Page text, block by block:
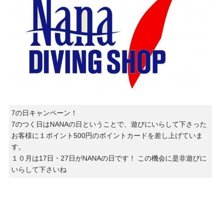
7の日キャンペーン！
7のつく日はNANAの日ということで、遊びにいらして下さった
お客様に１ポイント500円のポイントカードを差し上げていま
す。
１０月は17日・27日がNANAの日です！ この機会に是非遊びに
いらして下さいね